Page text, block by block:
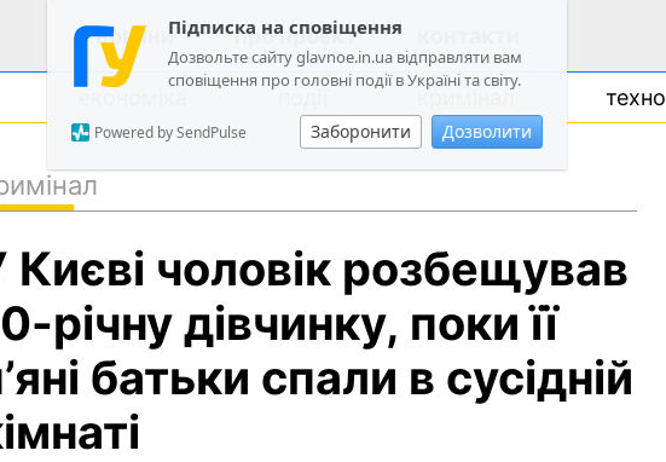
Підписка на сповіщення
Дозвольте сайту glavnoe.in.ua відправляти вам
сповіщення про головні події в Україні та світу.
Заборонити Дозволити
Powered by SendPulse
новини про проєкт
кримінал техно
політика
суспільство
економіка
події
кримінал
Києві чоловік розбещував
річну дівчинку, поки її
батьки спали в сусідній